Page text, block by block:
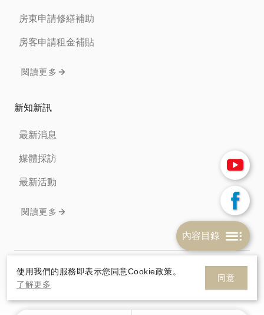
房東申請修繕補助
房客申請租金補貼
閱讀更多
新知新訊
最新消息
媒體採訪
最新活動
閱讀更多
免責聲明 隱私權條款 Cookie政策
內容目錄
使用我們的服務即表示您同意Cookie政策。
了解更多
同意